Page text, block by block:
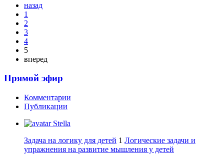
назад
1
2
3
4
5
вперед
Прямой эфир
Комментарии
Публикации
Stella
Задача на логику для детей 1 Логические задачи и
упражнения на развитие мышления у детей